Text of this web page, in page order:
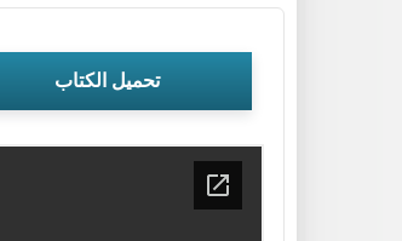
تحميل الكتاب